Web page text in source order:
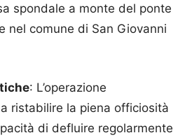
spondale a monte del ponte
nel comune di San Giovanni
: L’operazione
ristabilire la piena officiosità
di defluire regolarmente